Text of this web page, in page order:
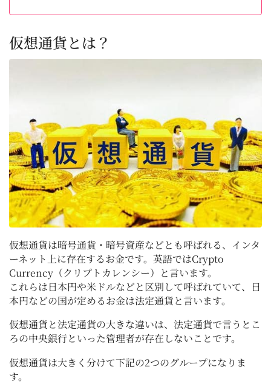
仮想通貨とは？
仮想通貨は暗号通貨・暗号資産などとも呼ばれる、インタ
ーネット上に存在するお金です。英語ではCrypto
Currency（クリプトカレンシー）と言います。
これらは日本円や米ドルなどと区別して呼ばれていて、日
本円などの国が定めるお金は法定通貨と言います。
仮想通貨と法定通貨の大きな違いは、法定通貨で言うとこ
ろの中央銀行といった管理者が存在しないことです。
仮想通貨は大きく分けて下記の2つのグループになりま
す。